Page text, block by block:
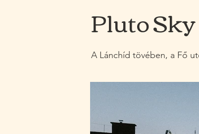
Pluto
A Lánchíd tövében, a Fő